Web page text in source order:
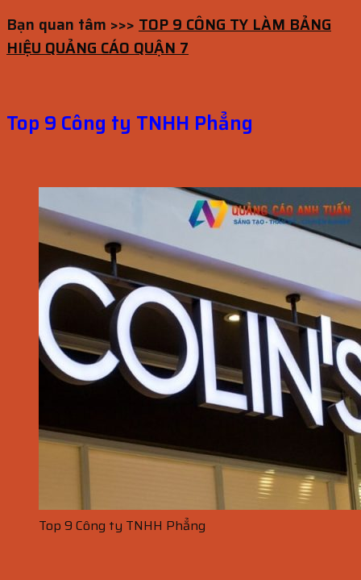
Bạn quan tâm >>> TOP 9 CÔNG TY LÀM BẢNG
HIỆU QUẢNG CÁO QUẬN 7
Top 9 Công ty TNHH Phẳng
Top 9 Công ty TNHH Phẳng